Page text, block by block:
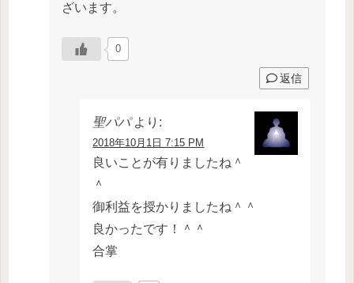
ざいます。
0
返信
聖パパ より:
2018年10月1日 7:15 PM
良いことが有りましたね＾
＾
御利益を授かりましたね＾＾
良かったです！＾＾
合掌